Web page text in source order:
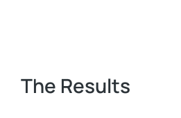
The Results